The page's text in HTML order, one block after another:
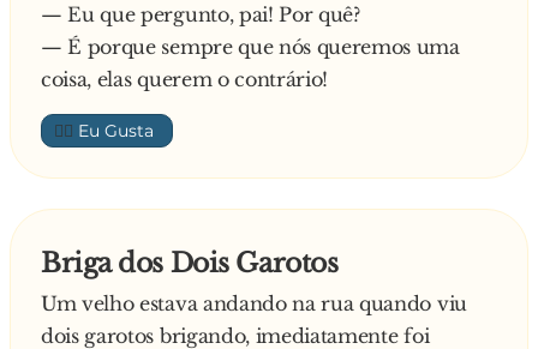
— Eu que pergunto, pai! Por quê?
— É porque sempre que nós queremos uma
coisa, elas querem o contrário!
👍🏼
Briga dos Dois Garotos
Um velho estava andando na rua quando viu
dois garotos brigando, imediatamente foi